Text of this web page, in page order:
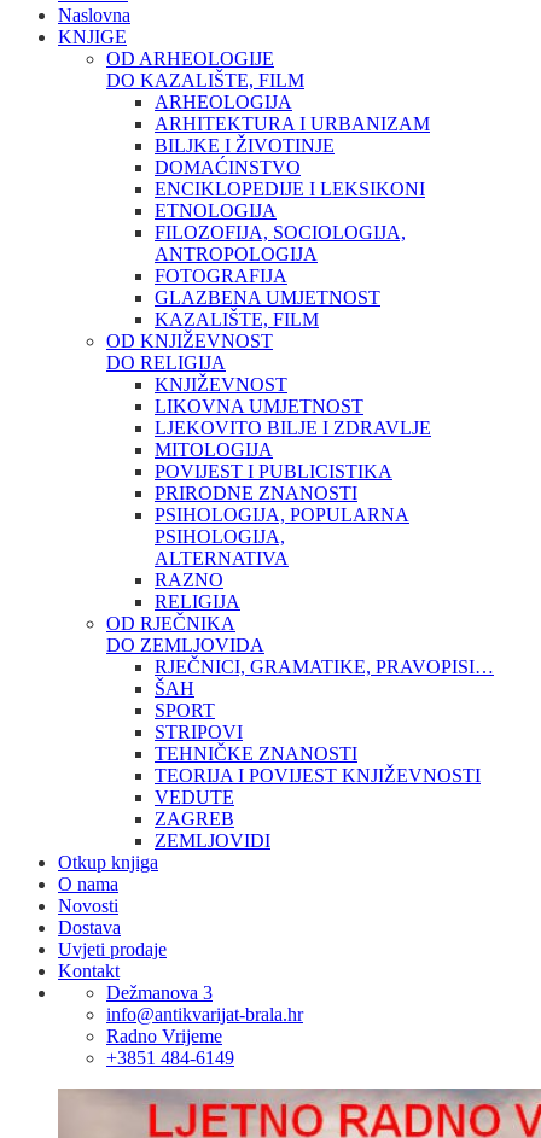
Naslovna
KNJIGE
OD ARHEOLOGIJE
DO KAZALIŠTE, FILM
ARHEOLOGIJA
ARHITEKTURA I URBANIZAM
BILJKE I ŽIVOTINJE
DOMAĆINSTVO
ENCIKLOPEDIJE I LEKSIKONI
ETNOLOGIJA
FILOZOFIJA, SOCIOLOGIJA,
ANTROPOLOGIJA
FOTOGRAFIJA
GLAZBENA UMJETNOST
KAZALIŠTE, FILM
OD KNJIŽEVNOST
DO RELIGIJA
KNJIŽEVNOST
LIKOVNA UMJETNOST
LJEKOVITO BILJE I ZDRAVLJE
MITOLOGIJA
POVIJEST I PUBLICISTIKA
PRIRODNE ZNANOSTI
PSIHOLOGIJA, POPULARNA
PSIHOLOGIJA,
ALTERNATIVA
RAZNO
RELIGIJA
OD RJEČNIKA
DO ZEMLJOVIDA
RJEČNICI, GRAMATIKE, PRAVOPISI…
ŠAH
SPORT
STRIPOVI
TEHNIČKE ZNANOSTI
TEORIJA I POVIJEST KNJIŽEVNOSTI
VEDUTE
ZAGREB
ZEMLJOVIDI
Otkup knjiga
O nama
Novosti
Dostava
Uvjeti prodaje
Kontakt
Dežmanova 3
info@antikvarijat-brala.hr
Radno Vrijeme
+3851 484-6149